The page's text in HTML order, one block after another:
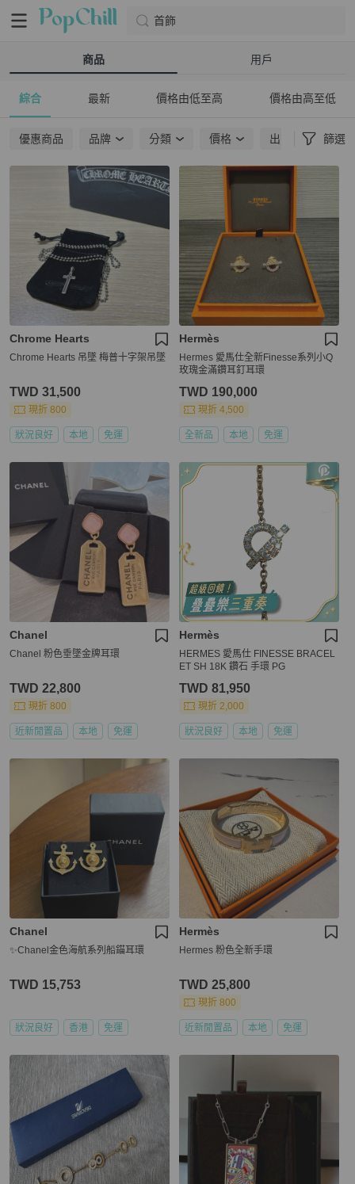
首飾
商品 用戶
綜合 最新 價格由低至高 價格由高至低
優惠商品 品牌 分類 價格 出貨地點 篩選
Chrome Hearts
Chrome Hearts 吊墜 梅普十字架吊墜
TWD 31,500
現折 800
狀況良好 本地 免運
Hermès
Hermes 愛馬仕全新Finesse系列小Q
玫瑰金滿鑽耳釘耳環
TWD 190,000
現折 4,500
全新品 本地 免運
Chanel
Chanel 粉色垂墜金牌耳環
TWD 22,800
現折 800
近新閒置品 本地 免運
Hermès
HERMES 愛馬仕 FINESSE BRACEL
ET SH 18K 鑽石 手環 PG
TWD 81,950
現折 2,000
狀況良好 本地 免運
Chanel
✨Chanel金色海航系列船錨耳環
TWD 15,753
狀況良好 香港 免運
Hermès
Hermes 粉色全新手環
TWD 25,800
現折 800
近新閒置品 本地 免運